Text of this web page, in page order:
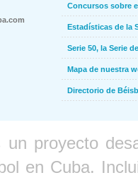
Concursos sobre
Estadísticas de la
Serie 50, la Serie
Mapa de nuestra
Directorio de
un proyecto
en Cuba.